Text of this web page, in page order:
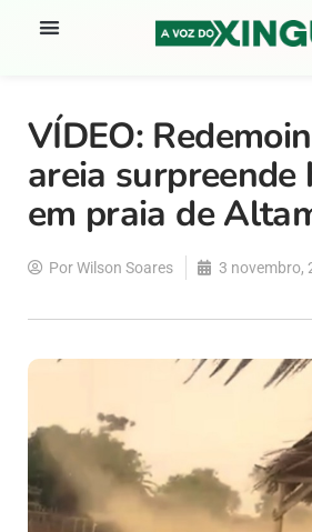
VÍDEO:
areia surpreende
em praia de
PorWilson Soares 3 novembro,